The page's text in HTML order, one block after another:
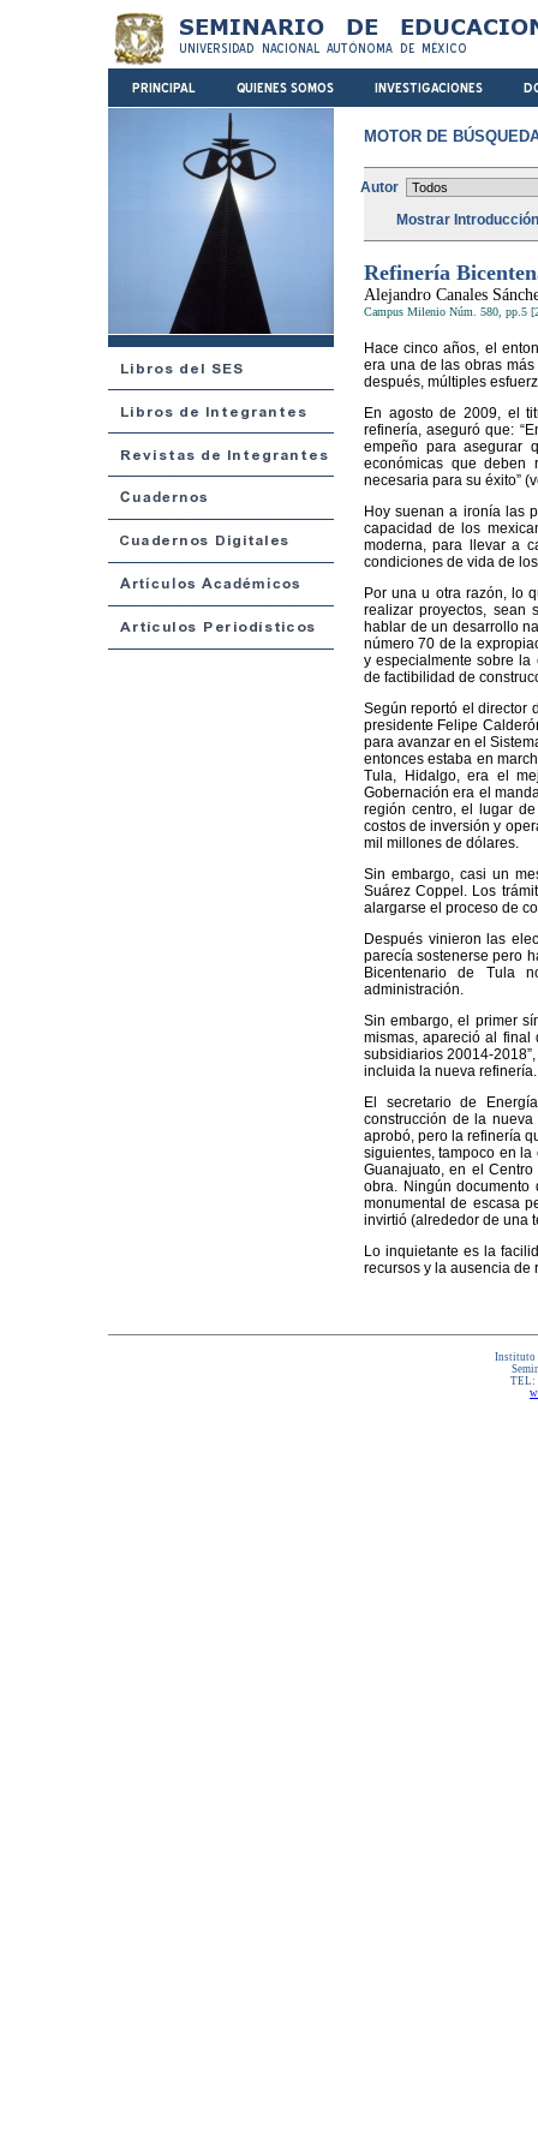
MOTOR DE
Autor
Mostrar
Refinería
Alejandro Canales
Campus Milenio Núm. 580, pp.5
Hace cinco años, el
era una de las obras
después, múltiples
En agosto de 2009, el
refinería, aseguró que:
empeño para asegurar
económicas que deben
necesaria para su éxito”
Hoy suenan a ironía las
capacidad de los
moderna, para llevar a
condiciones de vida de
Por una u otra razón, lo
realizar proyectos, sean
hablar de un desarrollo
número 70 de la
y especialmente sobre la
de factibilidad de
Según reportó el director
presidente Felipe
para avanzar en el
entonces estaba en
Tula, Hidalgo, era el
Gobernación era el
región centro, el lugar
costos de inversión y
mil millones de dólares.
Sin embargo, casi un
Suárez Coppel. Los
alargarse el proceso de
Después vinieron las
parecía sostenerse pero
Bicentenario de Tula
administración.
Sin embargo, el primer
mismas, apareció al final
subsidiarios 20014-
incluida la nueva refinería.
El secretario de
construcción de la
aprobó, pero la refinería
siguientes, tampoco en
Guanajuato, en el
obra. Ningún
monumental de escasa
invirtió (alrededor de una
Lo inquietante es la
recursos y la ausencia de
Instituto
TEL: